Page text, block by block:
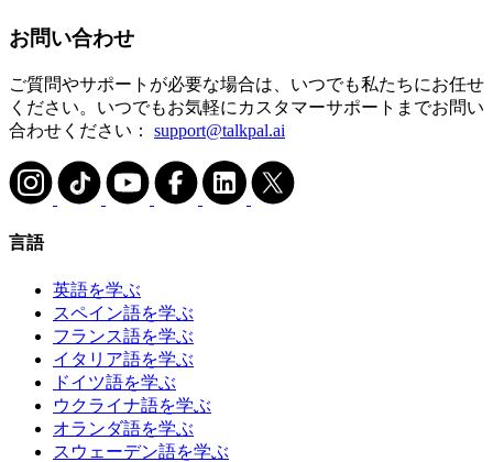
お問い合わせ
ご質問やサポートが必要な場合は、いつでも私たちにお任せ
ください。いつでもお気軽にカスタマーサポートまでお問い
合わせください： support@talkpal.ai
言語
英語を学ぶ
スペイン語を学ぶ
フランス語を学ぶ
イタリア語を学ぶ
ドイツ語を学ぶ
ウクライナ語を学ぶ
オランダ語を学ぶ
スウェーデン語を学ぶ